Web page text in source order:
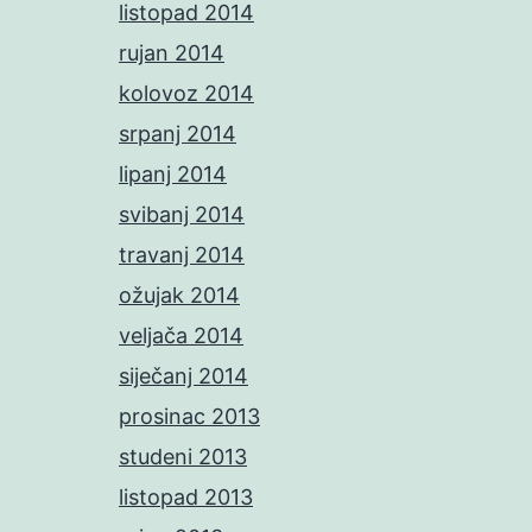
listopad 2014
rujan 2014
kolovoz 2014
srpanj 2014
lipanj 2014
svibanj 2014
travanj 2014
ožujak 2014
veljača 2014
siječanj 2014
prosinac 2013
studeni 2013
listopad 2013